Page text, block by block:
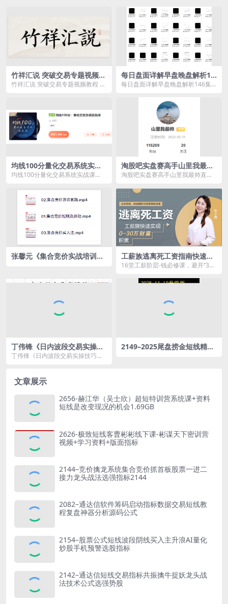
竹祥汇说 突破交易专题视频教
程 11集
竹祥汇说 突破交易专题视频教程 11
每日盘面详解早盘晚盘解析14
6集老k
每日盘面详解早盘晚盘解析146集
均线100分量化交易系统实战
课（张帆）
均线100分量化交易系统实战课
均...
淘股吧实盘赛高手山里我最帅
直播视频2024合集
淘股吧实盘赛高手山里我最帅直播
目...
张馨元《集合竞价实战培训》
工薪族逃离死工资指南快速实
现0-30万财富积累16堂实用理
16堂工薪阶层-钱必修课，避开“3
第01课...
丁伟锋《日内波段交易实操技
巧》3天课程
丁伟锋《日内波段交易实操技巧》3
2149–2025尾盘捞金短线精品
文章展示
2656-赫江华（吴士欣）超短特训营系统课+资料
短线是改变现况的机会1.69GB
2626-极致短线客曹彬彬线下课-彬谋天下密训营
视频+学习资料+版面指标
2144–竞价擒龙系统集合竞价抓首板股票一进二
接力龙头战法选强指标2144
2082–通达信软件筹码启动指标数据交易短线教
程复盘神器分析源码公式
2154–股票公式短线波段阴线买入主升浪AI量化
炒股手机预警选股指标
2142–通达信短线交易指标共振擒牛捉妖龙头战
法技术公式选强势股